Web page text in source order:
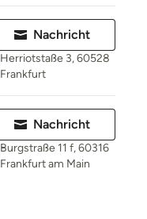
Nachricht
Herriotstaße 3, 60528
Frankfurt
Nachricht
Burgstraße 11 f, 60316
Frankfurt am Main